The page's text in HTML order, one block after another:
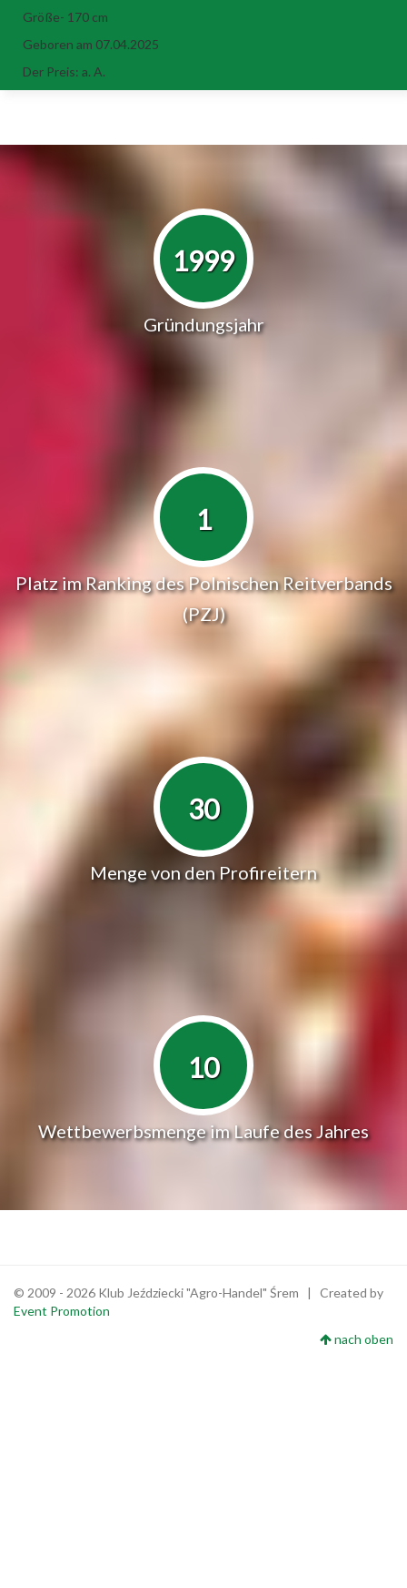
Größe- 170 cm
Geboren am 07.04.2025
Der Preis: a. A.
1999
Gründungsjahr
1
Platz im Ranking des Polnischen Reitverbands
(PZJ)
30
Menge von den Profireitern
10
Wettbewerbsmenge im Laufe des Jahres
© 2009 - 2026 Klub Jeździecki "Agro-Handel" Śrem | Created by
Event Promotion
nach oben